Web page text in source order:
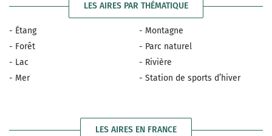
LES AIRES PAR THÉMATIQUE
- Étang
- Forêt
- Lac
- Mer
- Montagne
- Parc naturel
- Rivière
- Station de sports d’hiver
LES AIRES EN FRANCE